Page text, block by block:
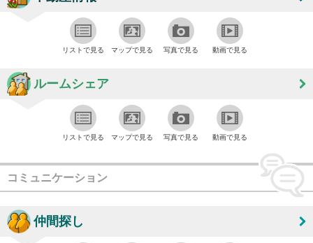
リストで見る マップで見る 写真で見る 動画で見る
ルームシェア
リストで見る マップで見る 写真で見る 動画で見る
コミュニケーション
仲間探し